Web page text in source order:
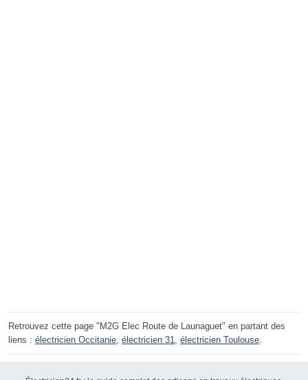
Retrouvez cette page "M2G Elec Route de Launaguet" en partant des
liens : électricien Occitanie électricien 31 électricien Toulouse